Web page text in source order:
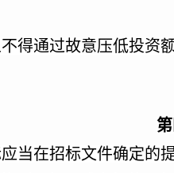
得通过故意压低投资
当在招标文件确定的